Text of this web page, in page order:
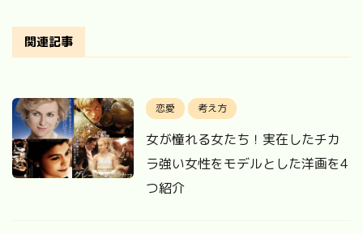
関連記事
恋愛 考え方
女が憧れる女たち！実在したチカ
ラ強い女性をモデルとした洋画を4
つ紹介